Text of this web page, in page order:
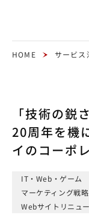
HOME サービス
「技術の鋭
20周年を機
イのコーポ
IT・Web・ゲーム
マーケティング戦
Webサイトリニュ